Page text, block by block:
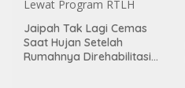
Jaipah Tak Lagi Cemas
Saat Hujan Setelah
Rumahnya Direhabilitasi